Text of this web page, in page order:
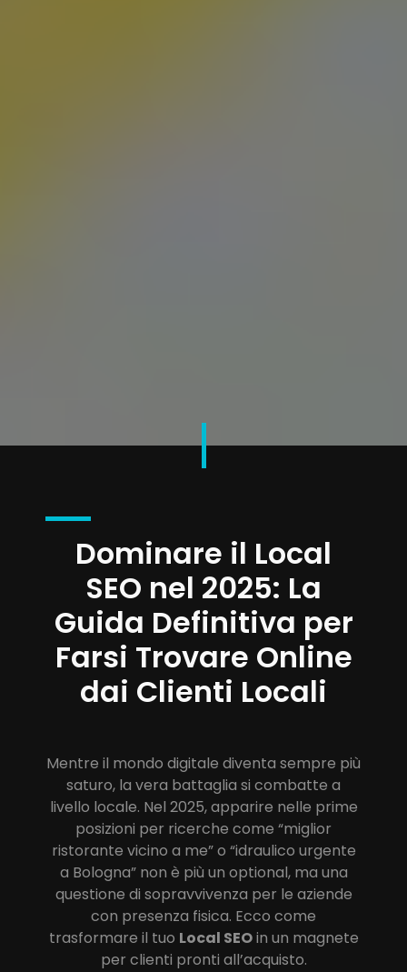
Dominare il Local
SEO nel 2025: La
Guida Definitiva per
Farsi Trovare Online
dai Clienti Locali
Mentre il mondo digitale diventa sempre più
saturo, la vera battaglia si combatte a
livello locale. Nel 2025, apparire nelle prime
posizioni per ricerche come “miglior
ristorante vicino a me” o “idraulico urgente
a Bologna” non è più un optional, ma una
questione di sopravvivenza per le aziende
con presenza fisica. Ecco come
trasformare il tuo Local SEOin un magnete
per clienti pronti all’acquisto.